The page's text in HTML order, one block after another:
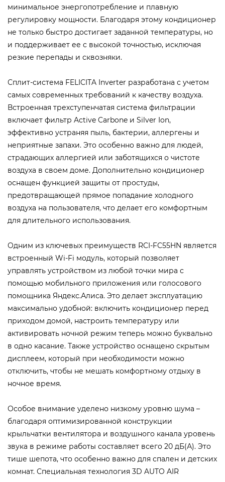
минимальное энергопотребление и плавную
регулировку мощности. Благодаря этому кондиционер
не только быстро достигает заданной температуры, но
и поддерживает ее с высокой точностью, исключая
резкие перепады и сквозняки.
Сплит-система FELICITA Inverter разработана с учетом
самых современных требований к качеству воздуха.
Встроенная трехступенчатая система фильтрации
включает фильтр Active Carbone и Silver Ion,
эффективно устраняя пыль, бактерии, аллергены и
неприятные запахи. Это особенно важно для людей,
страдающих аллергией или заботящихся о чистоте
воздуха в своем доме. Дополнительно кондиционер
оснащен функцией защиты от простуды,
предотвращающей прямое попадание холодного
воздуха на пользователя, что делает его комфортным
для длительного использования.
Одним из ключевых преимуществ RCI-FC55HN является
встроенный Wi-Fi модуль, который позволяет
управлять устройством из любой точки мира с
помощью мобильного приложения или голосового
помощника Яндекс.Алиса. Это делает эксплуатацию
максимально удобной: включить кондиционер перед
приходом домой, настроить температуру или
активировать ночной режим теперь можно буквально
в одно касание. Также устройство оснащено скрытым
дисплеем, который при необходимости можно
отключить, чтобы не мешать комфортному отдыху в
ночное время.
Особое внимание уделено низкому уровню шума –
благодаря оптимизированной конструкции
крыльчатки вентилятора и воздушного канала уровень
звука в режиме работы составляет всего 20 дБ(А). Это
тише шепота, что особенно важно для спален и детских
комнат. Специальная технология 3D AUTO AIR